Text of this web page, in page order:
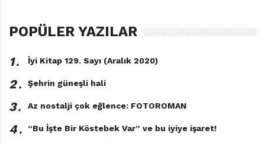
POPÜLER YAZILAR
1․ İyi Kitap 129. Sayı (Aralık 2020)
2․ Şehrin güneşli hali
3․ Az nostalji çok eğlence: FOTOROMAN
4․ “Bu İşte Bir Köstebek Var” ve bu iyiye işaret!